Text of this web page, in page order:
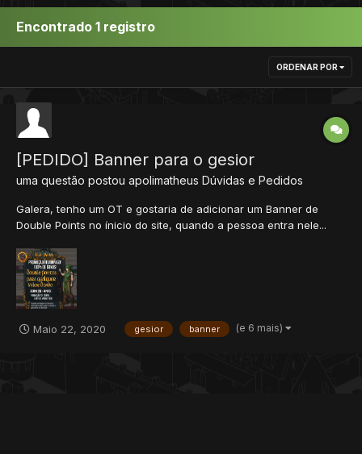
Encontrado 1 registro
ORDENAR POR
[PEDIDO] Banner para o gesior
uma questão postou apolimatheus Dúvidas e Pedidos
Galera, tenho um OT e gostaria de adicionar um Banner de
Double Points no ínicio do site, quando a pessoa entra nele...
esse, a única diferença seria: tirar o nome ICEWAR e adicionar
REALEZA. Abraço, dou + REP!!!
Maio 22, 2020 gesior banner (e 6 mais)